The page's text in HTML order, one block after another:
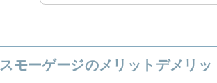
モーゲージのメリットデメリッ